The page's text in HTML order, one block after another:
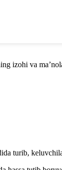
izohi va
turib,